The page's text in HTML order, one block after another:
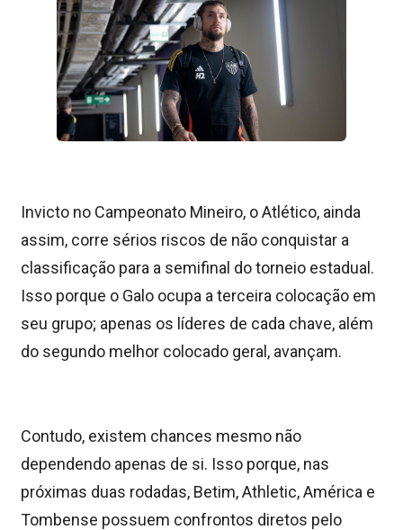
Invicto no Campeonato Mineiro, o Atlético, ainda
assim, corre sérios riscos de não conquistar a
classificação para a semifinal do torneio estadual.
Isso porque o Galo ocupa a terceira colocação em
seu grupo; apenas os líderes de cada chave, além
do segundo melhor colocado geral, avançam.
Contudo, existem chances mesmo não
dependendo apenas de si. Isso porque, nas
próximas duas rodadas, Betim, Athletic, América e
Tombense possuem confrontos diretos pelo